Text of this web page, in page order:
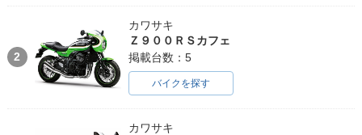
2
カワサキ
Ｚ９００ＲＳカフェ
掲載台数：5
バイクを探す
カワサキ